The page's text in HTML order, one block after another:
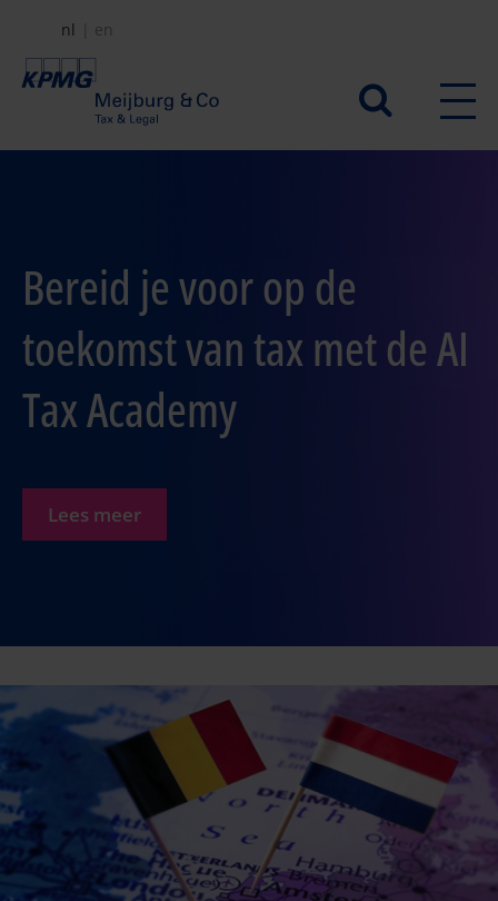
naar
Secundair
menu
nl en
Bereid je voor op de
toekomst van tax met de AI
Tax Academy
Lees meer